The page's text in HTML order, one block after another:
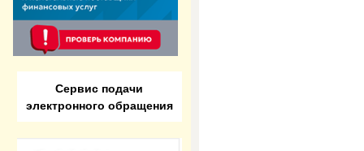
Сервис подачи
электронного обращения